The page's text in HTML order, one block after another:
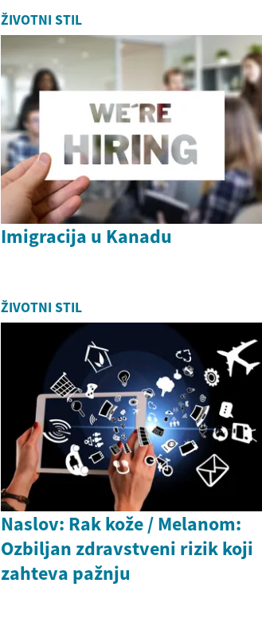
ŽIVOTNI STIL
Imigracija u Kanadu
ŽIVOTNI STIL
Naslov: Rak kože / Melanom:
Ozbiljan zdravstveni rizik koji
zahteva pažnju